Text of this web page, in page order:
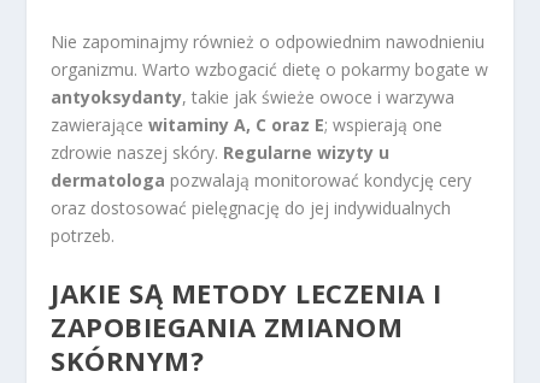
Nie zapominajmy również o odpowiednim nawodnieniu
organizmu. Warto wzbogacić dietę o pokarmy bogate w
antyoksydanty, takie jak świeże owoce i warzywa
zawierającewitaminy A, C oraz E; wspierają one
zdrowie naszej skóry. Regularne wizyty u
dermatologa pozwalają monitorować kondycję cery
oraz dostosować pielęgnację do jej indywidualnych
potrzeb.
JAKIE SĄ METODY LECZENIA I
ZAPOBIEGANIA ZMIANOM
SKÓRNYM?